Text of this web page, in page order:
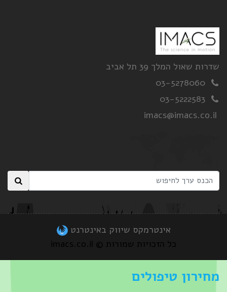
שדרות שאול המלך 39 תל אביב
03-5278060
03-5222583
אינטרמקס שיווק באינטרנט
כל הזכויות שמורות © imacs.co.il
מחירון טיפולים